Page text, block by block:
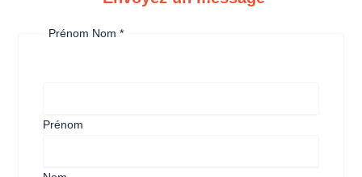
Prénom Nom*
Prénom